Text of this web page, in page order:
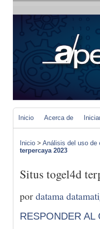
Inicio Acerca de
Inicio > Análisis del uso de
terpercaya 2023
Situs togel4d
pordatama
RESPONDER AL